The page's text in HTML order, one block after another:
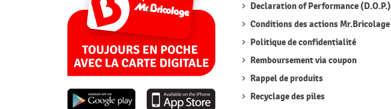
Declaration of Performance (D.O.P.)
Conditions des actions Mr.Bricolage
Politique de confidentialité
Remboursement via coupon
Rappel de produits
Recyclage des piles